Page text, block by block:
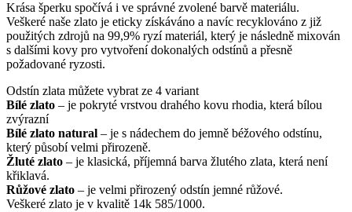
Krása šperku spočívá i ve správné zvolené barvě materiálu.
Veškeré naše zlato je eticky získáváno a navíc recyklováno z již
použitých zdrojů na 99,9% ryzí materiál, který je následně mixován
s dalšími kovy pro vytvoření dokonalých odstínů a přesně
požadované ryzosti.
Odstín zlata můžete vybrat ze 4 variant
Bílé zlato – je pokryté vrstvou drahého kovu rhodia, která bílou
zvýrazní
Bílé zlato natural – je s nádechem do jemně béžového odstínu,
který působí velmi přirozeně.
Žluté zlato – je klasická, příjemná barva žlutého zlata, která není
křiklavá.
Růžové zlato – je velmi přirozený odstín jemné růžové.
Veškeré zlato je v kvalitě 14k 585/1000.